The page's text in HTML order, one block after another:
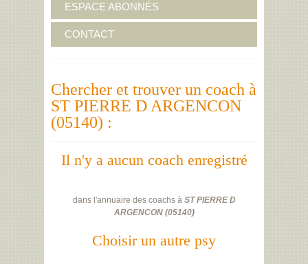
ESPACE ABONNÉS
CONTACT
Chercher et trouver un coach à
ST PIERRE D ARGENCON
(05140) :
Il n'y a aucun coach enregistré
dans l'annuaire des coachs à ST PIERRE D
ARGENCON(05140)
Choisir un autre psy